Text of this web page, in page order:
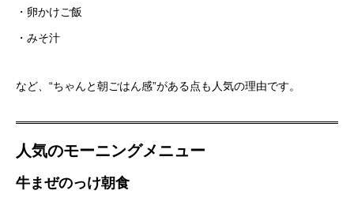
・卵かけご飯
・みそ汁
など、“ちゃんと朝ごはん感”がある点も人気の理由です。
人気のモーニングメニュー
牛まぜのっけ朝食